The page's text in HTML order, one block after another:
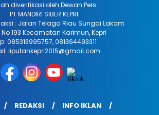
diverifikasi oleh Dewan Pers
PT MANDIRI SIBER KEPRI
: Jalan Telaga Riau Sungai Lakam
193 Kecamatan Karimun, Kepri
085313995757, 081364493311
liputankepri2015@gmail.com
REDAKSI
INFO IKLAN